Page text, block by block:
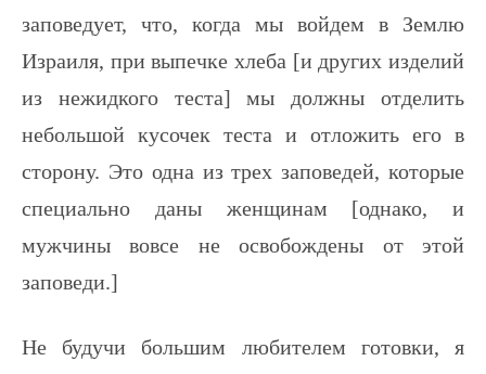
заповедует, что, когда мы войдем в Землю
Израиля, при выпечке хлеба [и других изделий
из нежидкого теста] мы должны отделить
небольшой кусочек теста и отложить его в
сторону. Это одна из трех заповедей, которые
специально даны женщинам [однако, и
мужчины вовсе не освобождены от этой
заповеди.]
Не будучи большим любителем готовки, я